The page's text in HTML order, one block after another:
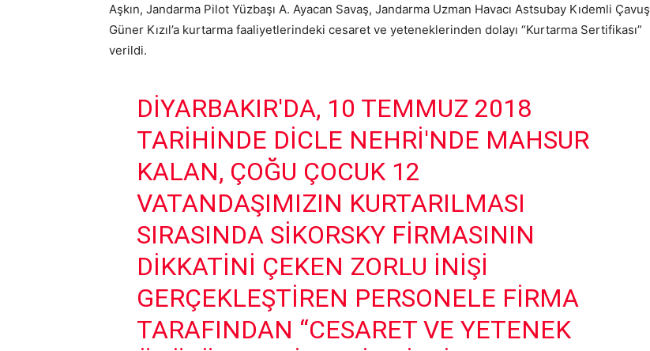
Aşkın, Jandarma Pilot Yüzbaşı A. Ayacan Savaş, Jandarma Uzman Havacı Astsubay Kıdemli Çavuş
Güner Kızıl’a kurtarma faaliyetlerindeki cesaret ve yeteneklerinden dolayı “Kurtarma Sertifikası”
verildi.
DIYARBAKIR'DA, 10 TEMMUZ 2018
TARIHINDE DICLE NEHRI'NDE MAHSUR
KALAN, ÇOĞU ÇOCUK 12
VATANDAŞIMIZIN KURTARILMASI
SIRASINDA SIKORSKY FIRMASININ
DIKKATINI ÇEKEN ZORLU INIŞI
GERÇEKLEŞTIREN PERSONELE FIRMA
TARAFINDAN “CESARET VE YETENEK